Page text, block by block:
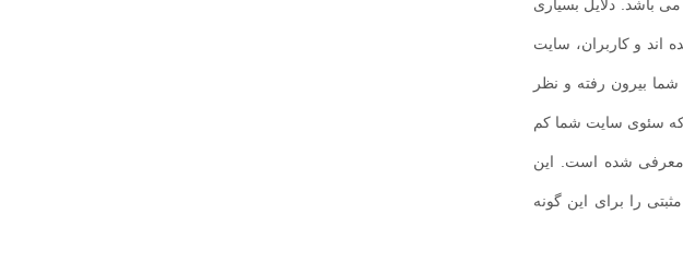
باشد. دلایل بسیاری
اند و کاربران، سایت
بیرون رفته و نظر
که سئوی سایت شما کم
شده است. این
را برای این گونه